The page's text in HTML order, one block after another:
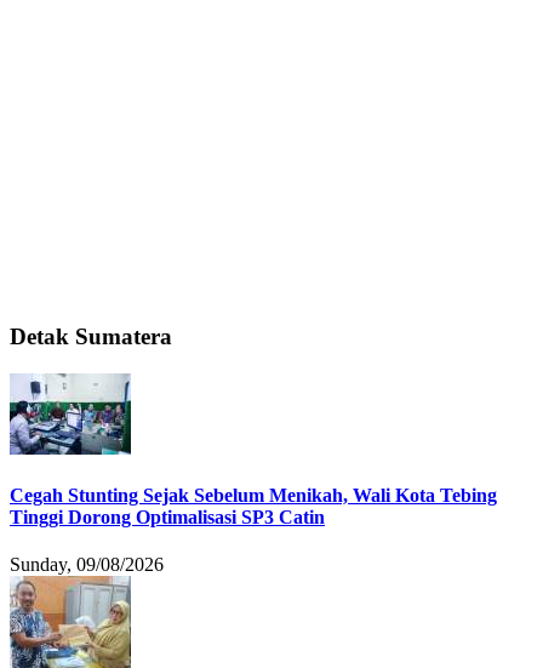
Detak Sumatera
Cegah Stunting Sejak Sebelum Menikah, Wali Kota Tebing
Tinggi Dorong Optimalisasi SP3 Catin
Sunday, 09/08/2026